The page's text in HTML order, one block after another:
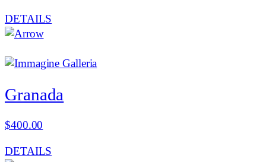
DETAILS
Granada
$400.00
DETAILS